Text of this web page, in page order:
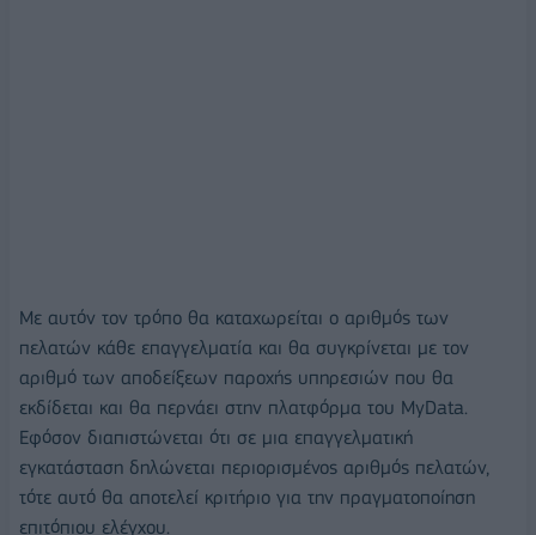
Με αυτόν τον τρόπο θα καταχωρείται ο αριθμός των
πελατών κάθε επαγγελματία και θα συγκρίνεται με τον
αριθμό των αποδείξεων παροχής υπηρεσιών που θα
εκδίδεται και θα περνάει στην πλατφόρμα του MyData.
Εφόσον διαπιστώνεται ότι σε μια επαγγελματική
εγκατάσταση δηλώνεται περιορισμένος αριθμός πελατών,
τότε αυτό θα αποτελεί κριτήριο για την πραγματοποίηση
επιτόπιου ελέγχου.